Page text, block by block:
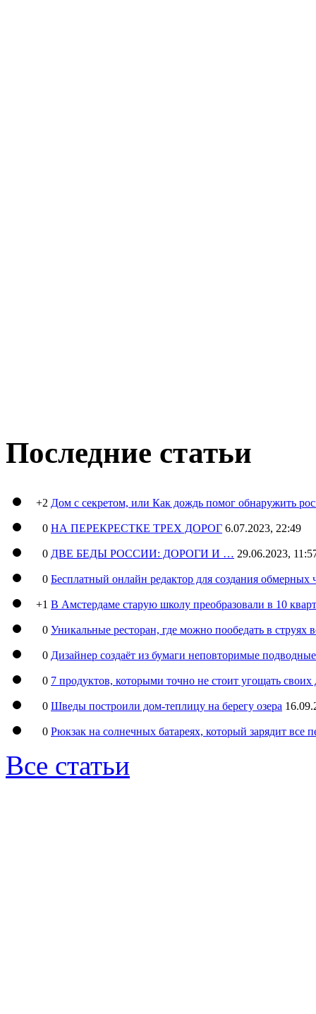
Последние статьи
+2 Дом с секретом, или Как дождь помог обнаружить
0 НА ПЕРЕКРЕСТКЕ ТРЕХ ДОРОГ 6.07.2023, 22:49
0 ДВЕ БЕДЫ РОССИИ: ДОРОГИ И … 29.06.2023,
0 Бесплатный онлайн редактор для создания обмерных
+1 В Амстердаме старую школу преобразовали в 10
0 Уникальные ресторан, где можно пообедать в струях
0 Дизайнер создаёт из бумаги неповторимые
0 7 продуктов, которыми точно не стоит угощать
0 Шведы построили дом-теплицу на берегу озера
0 Рюкзак на солнечных батареях, который зарядит все
Все статьи